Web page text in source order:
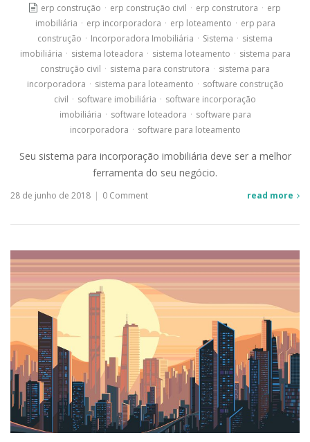
erp construção · erp construção civil · erp construtora · erp
imobiliária · erp incorporadora · erp loteamento · erp para
construção · Incorporadora Imobiliária · Sistema · sistema
imobiliária · sistema loteadora · sistema loteamento · sistema para
construção civil · sistema para construtora · sistema para
incorporadora · sistema para loteamento · software construção
civil · software imobiliária · software incorporação
imobiliária · software loteadora · software para
incorporadora · software para loteamento
Seu sistema para incorporação imobiliária deve ser a melhor
ferramenta do seu negócio.
28 de junho de 2018 | 0 Comment read more